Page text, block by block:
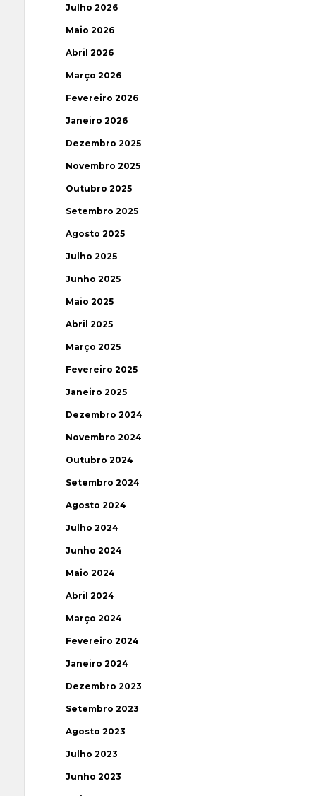
Julho 2026
Maio 2026
Abril 2026
Março 2026
Fevereiro 2026
Janeiro 2026
Dezembro 2025
Novembro 2025
Outubro 2025
Setembro 2025
Agosto 2025
Julho 2025
Junho 2025
Maio 2025
Abril 2025
Março 2025
Fevereiro 2025
Janeiro 2025
Dezembro 2024
Novembro 2024
Outubro 2024
Setembro 2024
Agosto 2024
Julho 2024
Junho 2024
Maio 2024
Abril 2024
Março 2024
Fevereiro 2024
Janeiro 2024
Dezembro 2023
Setembro 2023
Agosto 2023
Julho 2023
Junho 2023